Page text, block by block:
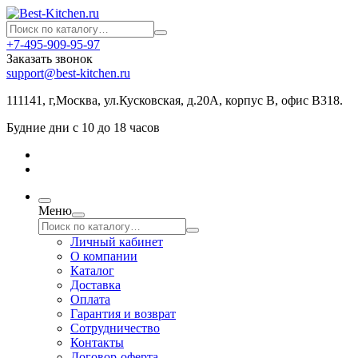
+7-495-909-95-97
Заказать звонок
support@best-kitchen.ru
111141, г,Москва, ул.Кусковская, д.20А, корпус В, офис В318.
Будние дни с 10 до 18 часов
Меню
Личный кабинет
О компании
Каталог
Доставка
Оплата
Гарантия и возврат
Сотрудничество
Контакты